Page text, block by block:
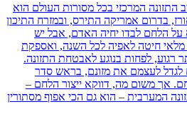
המרכזי בכל מסורות העולם הוא
בדרום אמריקה התירס, ובמזרח התיכון
על הלחם לבדו יחיה האדם, אבל יש
חיטה לאפיה לכל השנה, ואספקת
רגוע, לפחות בנוגע לאבטחת התזונה.
לגדל לעצמם את מזונם, בראש סדר
אך משום מה, דווקא ייצור הלחם –
המערבית – הוא גם הכי אפוף מסתורין